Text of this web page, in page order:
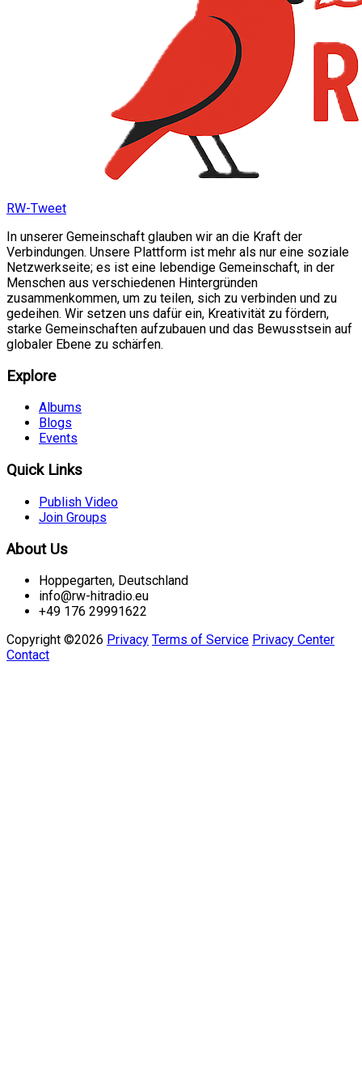
RW-Tweet
In unserer Gemeinschaft glauben wir an die Kraft der
Verbindungen. Unsere Plattform ist mehr als nur eine soziale
Netzwerkseite; es ist eine lebendige Gemeinschaft, in der
Menschen aus verschiedenen Hintergründen
zusammenkommen, um zu teilen, sich zu verbinden und zu
gedeihen. Wir setzen uns dafür ein, Kreativität zu fördern,
starke Gemeinschaften aufzubauen und das Bewusstsein auf
globaler Ebene zu schärfen.
Explore
Albums
Blogs
Events
Quick Links
Publish Video
Join Groups
About Us
Hoppegarten, Deutschland
info@rw-hitradio.eu
+49 176 29991622
Copyright ©2026 Privacy Terms of Service Privacy Center
Contact